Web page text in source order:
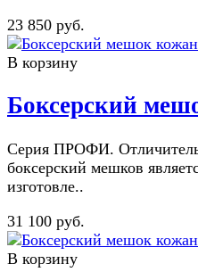
23 850 руб.
В корзину
Боксерский
Серия ПРОФИ.
боксерский мешков
изготовле..
31 100 руб.
В корзину